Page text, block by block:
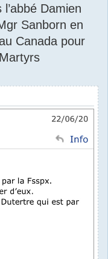
Damien
Sanborn en
Canada pour